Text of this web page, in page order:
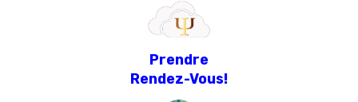
Prendre
Rendez-Vous!